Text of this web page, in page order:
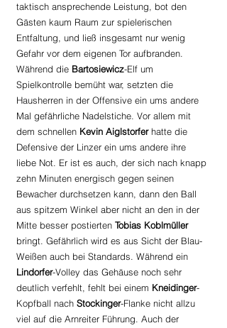
taktisch ansprechende Leistung, bot den
Gästen kaum Raum zur spielerischen
Entfaltung, und ließ insgesamt nur wenig
Gefahr vor dem eigenen Tor aufbranden.
Während die Bartosiewicz-Elf um
Spielkontrolle bemüht war, setzten die
Hausherren in der Offensive ein ums andere
Mal gefährliche Nadelstiche. Vor allem mit
dem schnellen Kevin Aiglstorfer hatte die
Defensive der Linzer ein ums andere ihre
liebe Not. Er ist es auch, der sich nach knapp
zehn Minuten energisch gegen seinen
Bewacher durchsetzen kann, dann den Ball
aus spitzem Winkel aber nicht an den in der
Mitte besser postierten Tobias Koblmüller
bringt. Gefährlich wird es aus Sicht der Blau-
Weißen auch bei Standards. Während ein
Lindorfer-Volley das Gehäuse noch sehr
deutlich verfehlt, fehlt bei einem Kneidinger-
Kopfball nach Stockinger-Flanke nicht allzu
viel auf die Arnreiter Führung. Auch der